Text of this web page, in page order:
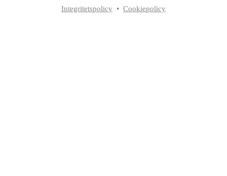
Integritetspolicy • Cookiepolicy